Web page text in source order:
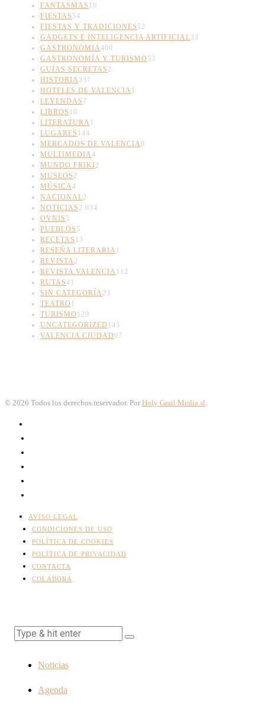
FANTASMAS 10
FIESTAS 54
FIESTAS Y TRADICIONES 52
GADGETS E INTELIGENCIA ARTIFICIAL33
GASTRONOMIA400
GASTRONOMÍA Y TURISMO 53
GUÍAS SECRETAS 2
HISTORIA337
HOTELES DE VALENCIA1
LEYENDAS 7
LIBROS 10
LITERATURA1
LUGARES 144
MERCADOS DE VALENCIA9
MULTIMEDIA4
MUNDO FRIKI2
MUSEOS 2
MÚSICA4
NACIONAL2
NOTICIAS 2.034
OVNIS 5
PUEBLOS 5
RECETAS 13
RESEÑA LITERARIA1
REVISTA2
REVISTA VALENCIA112
RUTAS41
SIN CATEGORÍA23
TEATRO 1
TURISMO 129
UNCATEGORIZED 145
VALENCIA CIUDAD67
© 2026 Todos los derechos reservador. Por Holy Grail Media sl.
AVISO LEGAL
CONDICIONES DE USO
POLÍTICA DE COOKIES
POLÍTICA DE PRIVACIDAD
CONTACTA
COLABORA
Noticias
Agenda